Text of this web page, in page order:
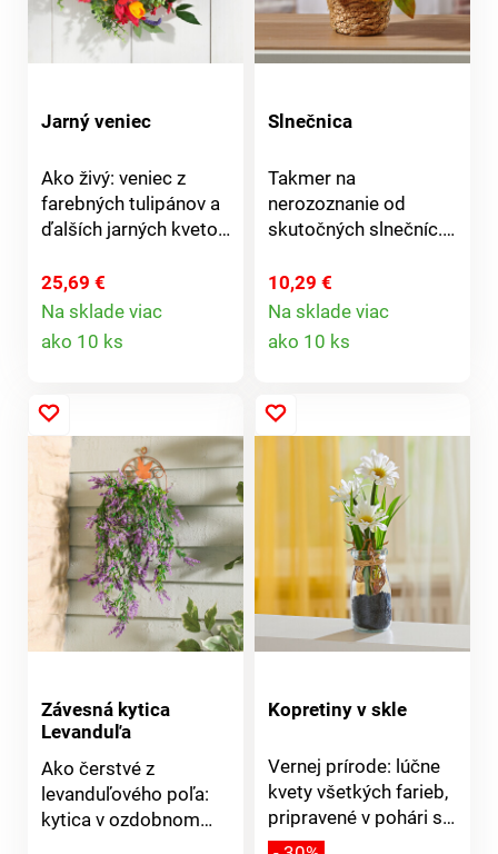
Jarný veniec
Ako živý: veniec z
farebných tulipánov a
ďalších jarných kvetov.
celé roky. Vyzerá ako
pravý. Jednoduchá
údržba. Eldo.
25,69 €
Na sklade viac
ako 10 ks
Slnečnica
Takmer na
nerozoznanie od
skutočných slnečníc.
sviežimi kvetmi je
skvelou
dekoráciou.Ako živé.
10,29 €
Na sklade viac
ako 10 ks
Závesná kytica
Levanduľa
Ako čerstvé z
levanduľového poľa:
kytica v ozdobnom
Kopretiny v skle
Vernej prírode: lúčne
kvety všetkých farieb,
pripravené v pohári s
umelou zeminou - čím